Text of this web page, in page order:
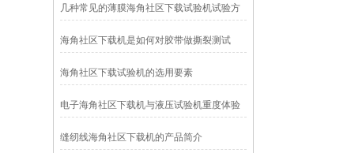
几种常见的薄膜海角社区下载试验机试验方
海角社区下载机是如何对胶带做撕裂测试
海角社区下载试验机的选用要素
电子海角社区下载机与液压试验机重度体验
缝纫线海角社区下载机的产品简介